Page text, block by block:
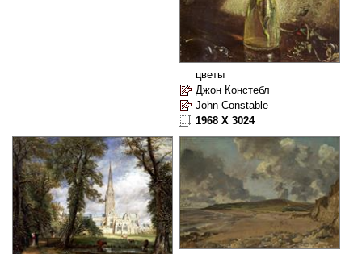
цветы
Джон Констебл
John Constable
1968 X 3024